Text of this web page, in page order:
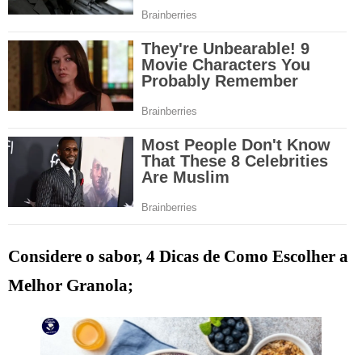
Considere o sabor, 4 Dicas de Como Escolher a
Melhor Granola;